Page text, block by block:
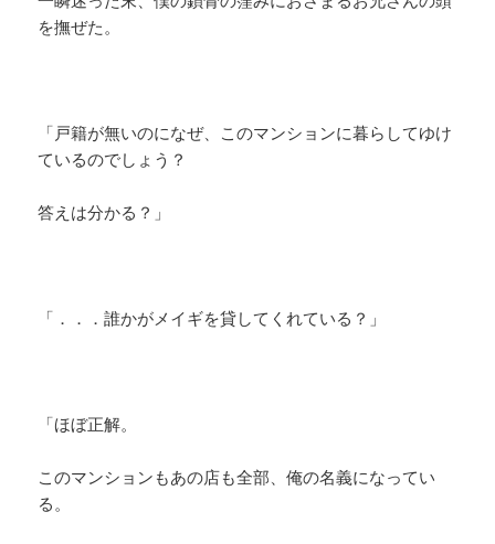
を撫ぜた。
「戸籍が無いのになぜ、このマンションに暮らしてゆけ
ているのでしょう？
答えは分かる？」
「．．．誰かがメイギを貸してくれている？」
「ほぼ正解。
このマンションもあの店も全部、俺の名義になってい
る。